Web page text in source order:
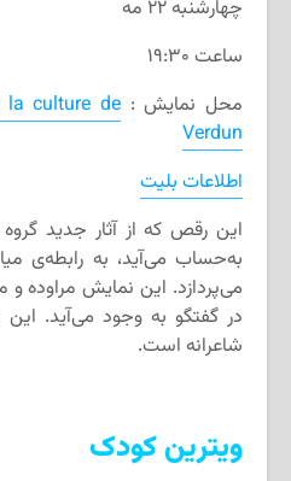
چهارشنبه ۲۲ مه
ساعت ۱۹:۳۰
محل نمایش : culture de
Verdun
اطلاعات بلیت
به‌حساب می‌آید، به رابطه‌ی
می‌پردازد. این نمایش مراوده
در گفتگو به وجود می‌آید. این
شاعرانه است.
ویترین کودک